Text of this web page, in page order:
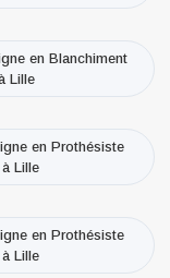
en Blanchiment
Lille
en Prothésiste
Lille
en Prothésiste
Lille